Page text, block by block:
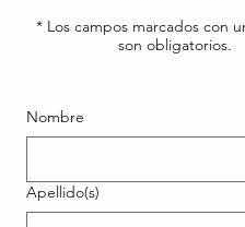
* Los campos marcados con
son obligatorios.
Nombre
Apellido(s)